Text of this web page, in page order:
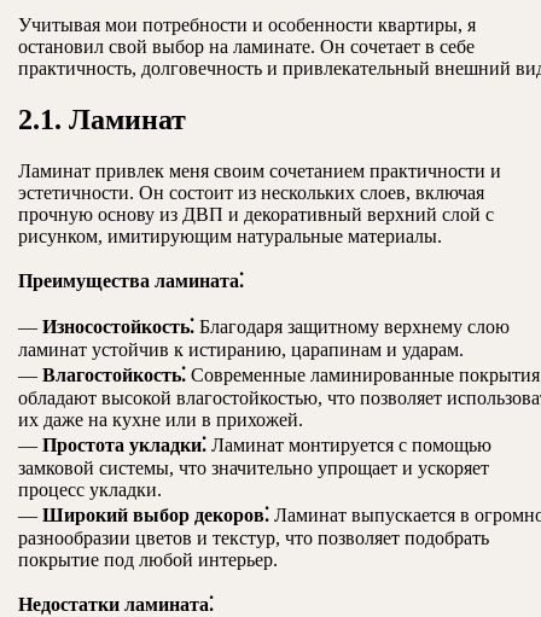
Учитывая мои потребности и особенности квартиры, я
остановил свой выбор на ламинате. Он сочетает в себе
практичность, долговечность и привлекательный внешний
2.1. Ламинат
Ламинат привлек меня своим сочетанием практичности и
эстетичности. Он состоит из нескольких слоев, включая
прочную основу из ДВП и декоративный верхний слой с
рисунком, имитирующим натуральные материалы.
Преимущества ламината⁚
— Износостойкость⁚ Благодаря защитному верхнему слою
ламинат устойчив к истиранию, царапинам и ударам.
— Влагостойкость⁚ Современные ламинированные покрытия
обладают высокой влагостойкостью, что позволяет
их даже на кухне или в прихожей.
— Простота укладки⁚ Ламинат монтируется с помощью
замковой системы, что значительно упрощает и ускоряет
процесс укладки.
— Широкий выбор декоров⁚ Ламинат выпускается в
разнообразии цветов и текстур, что позволяет подобрать
покрытие под любой интерьер.
Недостатки ламината⁚